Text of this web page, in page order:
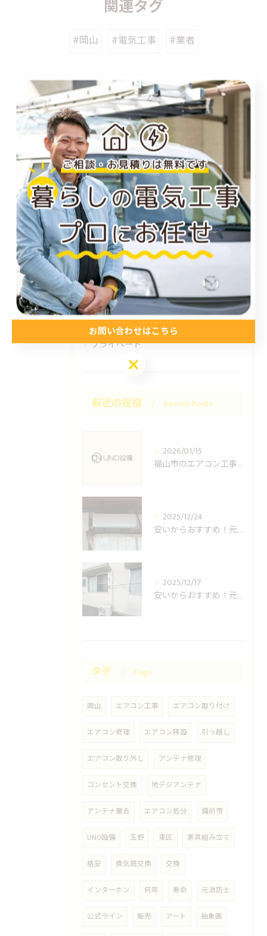
関連タグ
#岡山 #電気工事 #業者
カテゴリー Categories
全てのカテゴリー
福山市のエアコン工事
尾道市のエアコン工事
倉敷市のエアコン工事
アンテナ工事
電気工事
お知らせ
施工事例
お得情報
コラム
プライベート
最近の投稿 Recent Posts
2026/01/15
福山市のエアコン工事ならUNO設備へどうぞ
2025/12/24
安いからおすすめ！元消防士の倉敷エアコン取り付け業者はUNO設備へ！
2025/12/17
安いからおすすめ！元消防士の岡山エアコン取り付け業者はUNO設備へ！
タグ Tags
岡山 エアコン工事 エアコン取り付け
エアコン修理 エアコン移設 引っ越し
エアコン取り外し アンテナ修理
コンセント交換 地デジアンテナ
アンテナ撤去 エアコン処分 備前市
UNO設備 玉野 東区 家具組み立て
格安 換気扇交換 交換
インターホン 何年 寿命 元消防士
公式ライン 販売 アート 抽象画
お問い合わせはこちら
お問い合わせはこちら